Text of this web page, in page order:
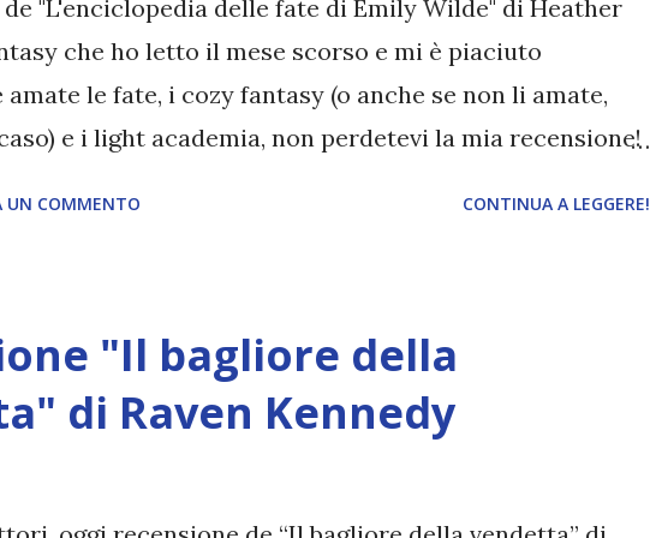
"L'enciclopedia delle fate di Emily Wilde" di Heather
che ho letto il mese scorso e mi è piaciuto
le fate, i cozy fantasy (o anche se non li amate,
e i light academia, non perdetevi la mia recensione!
al mondo dedicata alle leggende su queste
Wilde non è brava con le persone. E infatti, quando,
1909, arriva nel remoto villaggio di Hrafnsvik, non ha
di fare amicizia con i burberi abitanti. Né tanto meno
del tempo con l'altro nuovo arrivato: Wendell
UN COMMENTO CONTINUA A LEGGERE!
"Il bagliore della
di Raven Kennedy